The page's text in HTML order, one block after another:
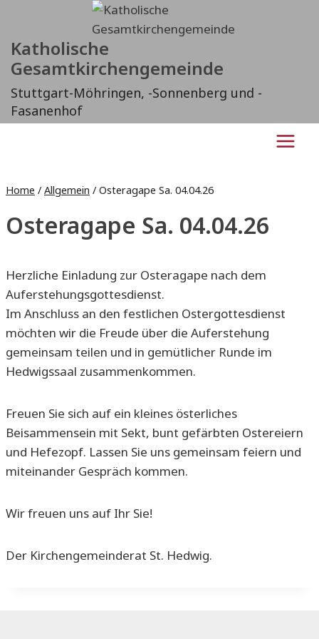
springen
Katholische
Gesamtkirchengemeinde
Stuttgart-Möhringen, -Sonnenberg und -
Fasanenhof
Home / Allgemein / Osteragape Sa. 04.04.26
Osteragape Sa. 04.04.26
Herzliche Einladung zur Osteragape nach dem
Auferstehungsgottesdienst.
Im Anschluss an den festlichen Ostergottesdienst
möchten wir die Freude über die Auferstehung
gemeinsam teilen und in gemütlicher Runde im
Hedwigssaal zusammenkommen.
Freuen Sie sich auf ein kleines österliches
Beisammensein mit Sekt, bunt gefärbten Ostereiern
und Hefezopf. Lassen Sie uns gemeinsam feiern und
miteinander Gespräch kommen.
Wir freuen uns auf Ihr Sie!
Der Kirchengemeinderat St. Hedwig.